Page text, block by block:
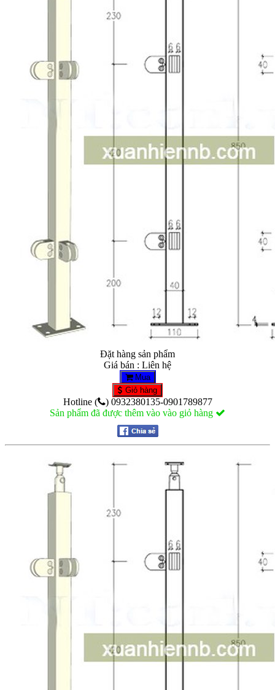
Đặt hàng sản phẩm
Giá bán : Liên hệ
Mua
Giỏ hàng
Hotline (
) 0932380135-0901789877
Sản phẩm đã được thêm vào vào giỏ hàng